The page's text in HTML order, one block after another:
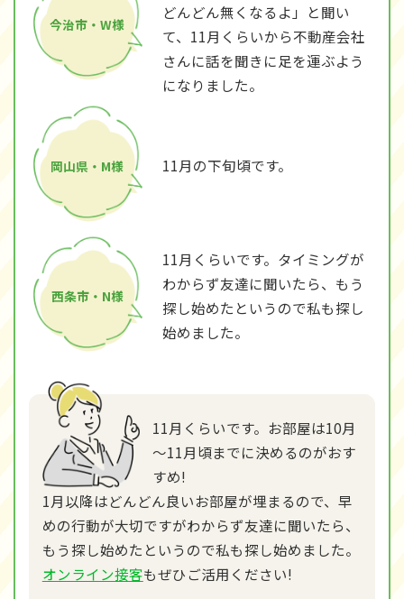
今治市・W様
どんどん無くなるよ」と聞い
て、11月くらいから不動産会社
さんに話を聞きに足を運ぶよう
になりました。
岡山県・M様 11月の下旬頃です。
西条市・N様
11月くらいです。タイミングが
わからず友達に聞いたら、もう
探し始めたというので私も探し
始めました。
11月くらいです。お部屋は10月
～11月頃までに決めるのがおす
すめ!
1月以降はどんどん良いお部屋が埋まるので、早
めの行動が大切ですがわからず友達に聞いたら、
もう探し始めたというので私も探し始めました。
オンライン接客もぜひご活用ください!